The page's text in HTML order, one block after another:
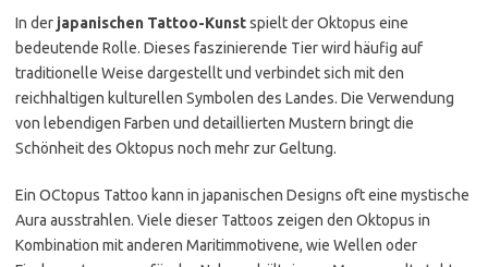
In der japanischen Tattoo-Kunstspielt der Oktopus eine
bedeutende Rolle. Dieses faszinierende Tier wird häufig auf
traditionelle Weise dargestellt und verbindet sich mit den
reichhaltigen kulturellen Symbolen des Landes. Die Verwendung
von lebendigen Farben und detaillierten Mustern bringt die
Schönheit des Oktopus noch mehr zur Geltung.
Ein OCtopus Tattoo kann in japanischen Designs oft eine mystische
Aura ausstrahlen. Viele dieser Tattoos zeigen den Oktopus in
Kombination mit anderen Maritimmotivene, wie Wellen oder